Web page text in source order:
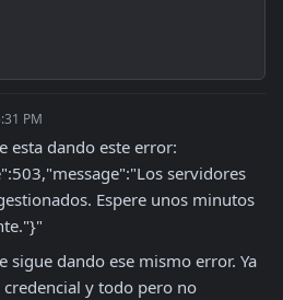
PM
esta dando este error:
servidores
Espere unos minutos
sigue dando ese mismo error. Ya
y todo pero no